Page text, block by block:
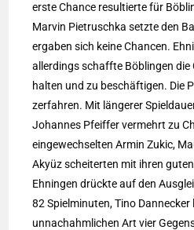
erste Chance resultierte für
Marvin Pietruschka setzte den
ergaben sich keine Chancen.
allerdings schaffte Böblingen die
halten und zu beschäftigen. Die
zerfahren. Mit längerer
Johannes Pfeiffer vermehrt zu
eingewechselten Armin Zukic,
Akyüz scheiterten mit ihren
Ehningen drückte auf den
82 Spielminuten, Tino Dannecker
unnachahmlichen Art vier